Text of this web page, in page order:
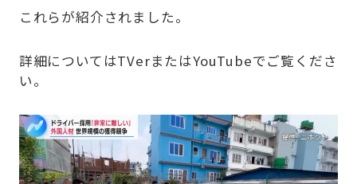
これらが紹介されました。
詳細についてはTVerまたはYouTubeでご覧くださ
い。